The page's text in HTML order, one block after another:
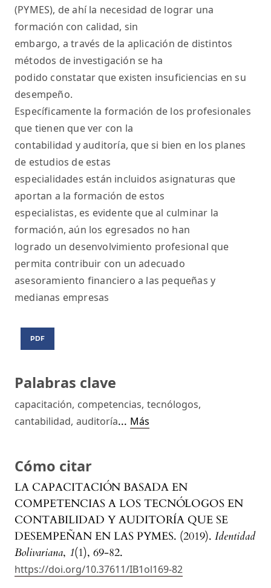
Palabras clave
capacitación, competencias, tecnólogos,
cantabilidad, auditoría... Más
Cómo citar
LA CAPACITACIÓN BASADA EN
COMPETENCIAS A LOS TECNÓLOGOS EN
CONTABILIDAD Y AUDITORÍA QUE SE
DESEMPEÑAN EN LAS PYMES. (2019). Identidad
Bolivariana, 1(1), 69-82.
https://doi.org/10.37611/IB1ol169-82
(PYMES), de ahí la necesidad de lograr una
formación con calidad, sin
embargo, a través de la aplicación de distintos
métodos de investigación se ha
podido constatar que existen insuficiencias en su
desempeño.
Específicamente la formación de los profesionales
que tienen que ver con la
contabilidad y auditoría, que si bien en los planes
de estudios de estas
especialidades están incluidos asignaturas que
aportan a la formación de estos
especialistas, es evidente que al culminar la
formación, aún los egresados no han
logrado un desenvolvimiento profesional que
permita contribuir con un adecuado
asesoramiento financiero a las pequeñas y
medianas empresas
PDF